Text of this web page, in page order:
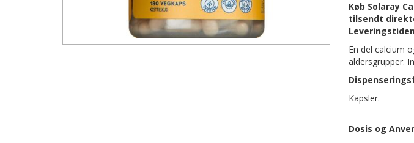
Køb Solaray
tilsendt
En del calcium
aldersgrupper.
Kapsler.
Dosis og